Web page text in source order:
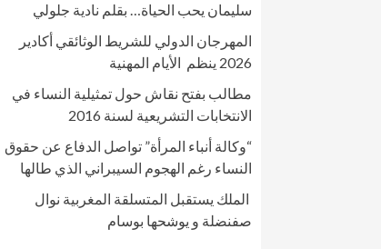
سليمان يحب الحياة… بقلم نادية جلولي
المهرجان الدولي للشريط الوثائقي أكادير
2026 ينظم الأيام المهنية
مطالب بفتح نقاش حول تمثيلية النساء في
الانتخابات التشريعية لسنة 2016
“وكالة أنباء المرأة” تواصل الدفاع عن حقوق
النساء رغم الهجوم السيبراني الذي طالها
الملك يستقبل المتسلقة المغربية نوال
صفنضلة و يوشحها بوسام